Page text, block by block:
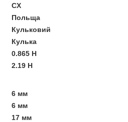
CX
Польща
Кульковий
Кулька
0.865 Н
2.19 Н
6 мм
6 мм
17 мм